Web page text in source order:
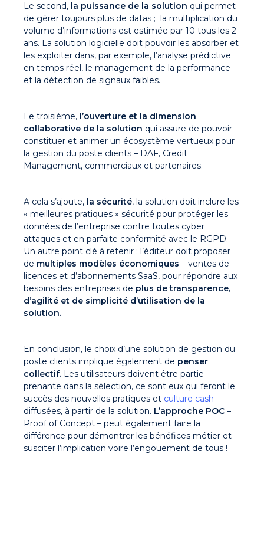
Le second, la puissance de la solution qui permet
de gérer toujours plus de datas ; la multiplication du
volume d’informations est estimée par 10 tous les 2
ans. La solution logicielle doit pouvoir les absorber et
les exploiter dans, par exemple, l’analyse prédictive
en temps réel, le management de la performance
et la détection de signaux faibles.
Le troisième, l’ouverture et la dimension
collaborative de la solution qui assure de pouvoir
constituer et animer un écosystème vertueux pour
la gestion du poste clients – DAF, Credit
Management, commerciaux et partenaires.
A cela s’ajoute, la sécurité, la solution doit inclure les
« meilleures pratiques » sécurité pour protéger les
données de l’entreprise contre toutes cyber
attaques et en parfaite conformité avec le RGPD.
Un autre point clé à retenir ; l’éditeur doit proposer
de multiples modèles économiques – ventes de
licences et d’abonnements SaaS, pour répondre aux
besoins des entreprises de plus de transparence,
d’agilité et de simplicité d’utilisation de la
solution.
En conclusion, le choix d’une solution de gestion du
poste clients implique également de penser
collectif. Les utilisateurs doivent être partie
prenante dans la sélection, ce sont eux qui feront le
succès des nouvelles pratiques et culture cash
diffusées, à partir de la solution. L’approche POC –
Proof of Concept – peut également faire la
différence pour démontrer les bénéfices métier et
susciter l’implication voire l’engouement de tous !